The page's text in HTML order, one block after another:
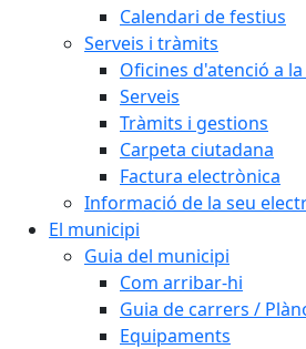
Calendari de festius
Serveis i tràmits
Oficines d'atenció a
Serveis
Tràmits i gestions
Carpeta ciutadana
Factura electrònica
Informació de la seu
El municipi
Guia del municipi
Com arribar-hi
Guia de carrers /
Equipaments